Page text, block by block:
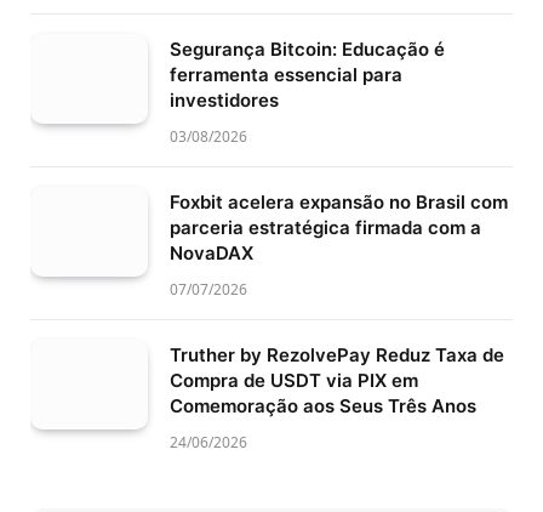
Segurança Bitcoin: Educação é
ferramenta essencial para
investidores
03/08/2026
Foxbit acelera expansão no Brasil com
parceria estratégica firmada com a
NovaDAX
07/07/2026
Truther by RezolvePay Reduz Taxa de
Compra de USDT via PIX em
Comemoração aos Seus Três Anos
24/06/2026